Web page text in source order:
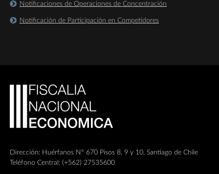
Notificaciones de Operaciones de Concentración
Notificación de Participación en Competidores
Dirección: Huérfanos Nº 670 Pisos 8, 9 y 10, Santiago de Chile
Teléfono Central: (+562) 27535600